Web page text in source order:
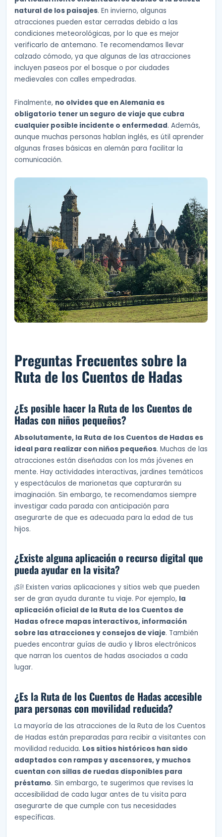
natural de los paisajes. En invierno, algunas
atracciones pueden estar cerradas debido a las
condiciones meteorológicas, por lo que es mejor
verificarlo de antemano. Te recomendamos llevar
calzado cómodo, ya que algunas de las atracciones
incluyen paseos por el bosque o por ciudades
medievales con calles empedradas.
Finalmente, no olvides que en Alemania es
obligatorio tener un seguro de viaje que cubra
cualquier posible incidente o enfermedad. Además,
aunque muchas personas hablan inglés, es útil aprender
algunas frases básicas en alemán para facilitar la
comunicación.
Preguntas Frecuentes sobre la
Ruta de los Cuentos de Hadas
¿Es posible hacer la Ruta de los Cuentos de
Hadas con niños pequeños?
Absolutamente, la Ruta de los Cuentos de Hadas es
ideal para realizar con niños pequeños. Muchas de las
atracciones están diseñadas con los más jóvenes en
mente. Hay actividades interactivas, jardines temáticos
y espectáculos de marionetas que capturarán su
imaginación. Sin embargo, te recomendamos siempre
investigar cada parada con anticipación para
asegurarte de que es adecuada para la edad de tus
hijos.
¿Existe alguna aplicación o recurso digital que
pueda ayudar en la visita?
¡Sí! Existen varias aplicaciones y sitios web que pueden
ser de gran ayuda durante tu viaje. Por ejemplo, la
aplicación oficial de la Ruta de los Cuentos de
Hadas ofrece mapas interactivos, información
sobre las atracciones y consejos de viaje. También
puedes encontrar guías de audio y libros electrónicos
que narran los cuentos de hadas asociados a cada
lugar.
¿Es la Ruta de los Cuentos de Hadas accesible
para personas con movilidad reducida?
La mayoría de las atracciones de la Ruta de los Cuentos
de Hadas están preparadas para recibir a visitantes con
movilidad reducida. Los sitios históricos han sido
adaptados con rampas y ascensores, y muchos
cuentan con sillas de ruedas disponibles para
préstamo. Sin embargo, te sugerimos que revises la
accesibilidad de cada lugar antes de tu visita para
asegurarte de que cumple con tus necesidades
específicas.